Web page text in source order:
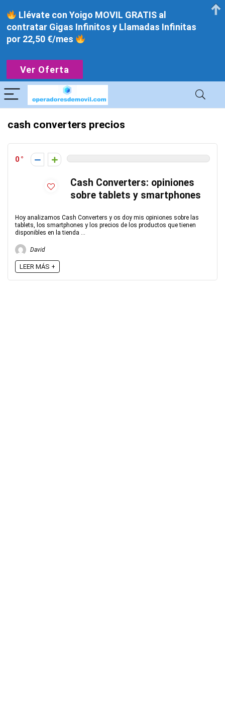
cash converters precios
0
Cash Converters: opiniones
sobre tablets y smartphones
Hoy analizamos Cash Converters y os doy mis opiniones sobre las
tablets, los smartphones y los precios de los productos que tienen
disponibles en la tienda ...
David
LEER MÁS +
Llévate con Yoigo MOVIL GRATIS al
contratar Gigas Infinitos y Llamadas Infinitas
por 22,50 €/mes
Ver Oferta